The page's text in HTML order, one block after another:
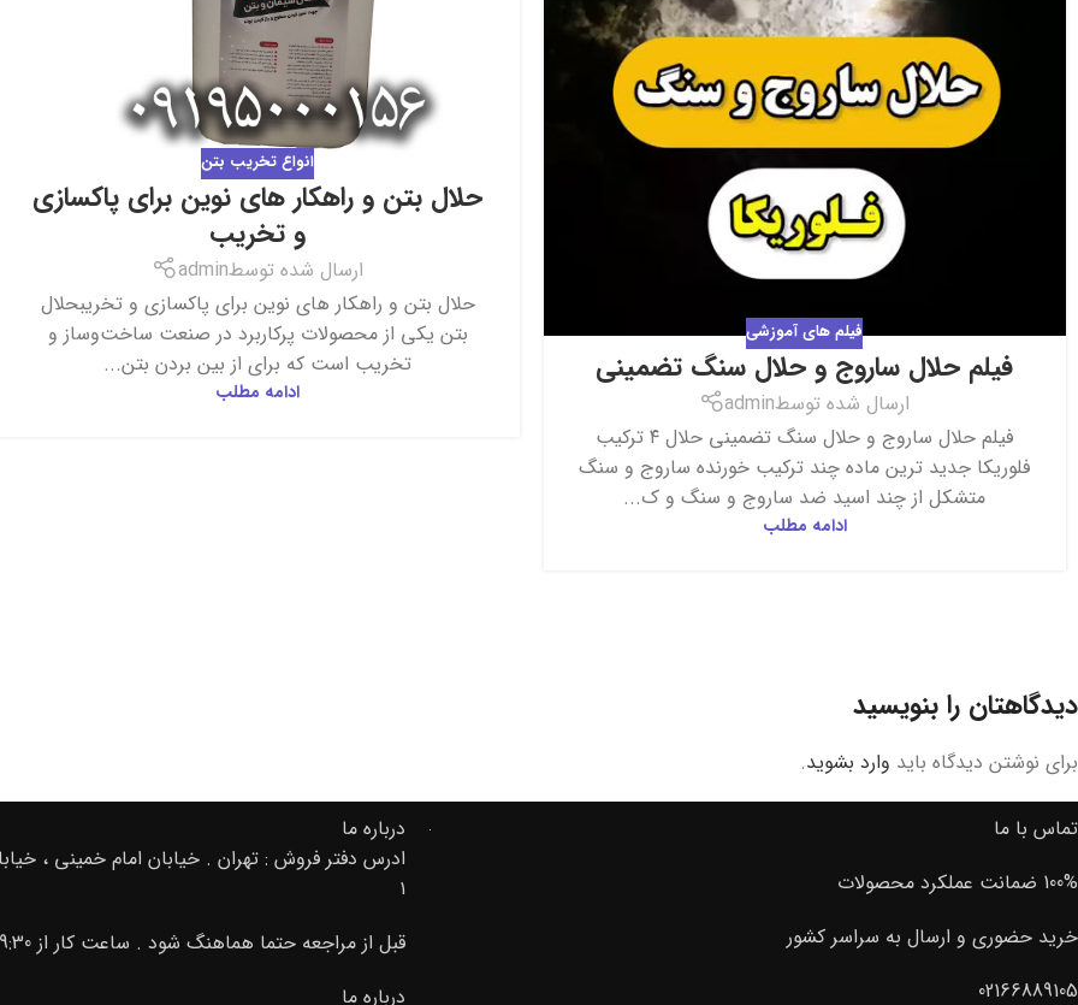
فیلم های آموزشی
فیلم حلال ساروج و حلال سنگ تضمینی
ارسال شده توسطadmin
فیلم حلال ساروج و حلال سنگ تضمینی حلال ۴ ترکیب
فلوریکا جدید ترین ماده چند ترکیب خورنده ساروج و سنگ
متشکل از چند اسید ضد ساروج و سنگ و ک...
ادامه مطلب
انواع تخریب بتن
حلال بتن و راهکار های نوین برای پاکسازی
و تخریب
ارسال شده توسطadmin
حلال بتن و راهکار های نوین برای پاکسازی و تخریبحلال
بتن یکی از محصولات پرکاربرد در صنعت ساخت‌وساز و
تخریب است که برای از بین بردن بتن...
ادامه مطلب
دیدگاهتان را بنویسید
برای نوشتن دیدگاه باید وارد بشوید.
تماس با ما
100% ضمانت عملکرد محصولات
خرید حضوری و ارسال به سراسر کشور
02166889105
درباره ما
۱
قبل از مراجعه حتما هماهنگ شود . ساعت کار از 9:30 صبح تا 20 02166889105-09195000156
درباره ما